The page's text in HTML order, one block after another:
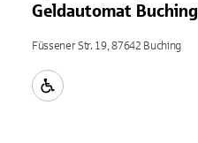
Geldautomat Buching
Füssener Str. 19, 87642 Buching